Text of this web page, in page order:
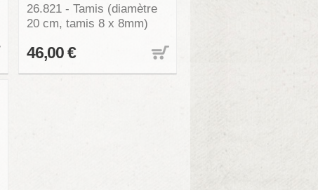
26.821 - Tamis (diamètre
20 cm, tamis 8 x 8mm)
46,00 €